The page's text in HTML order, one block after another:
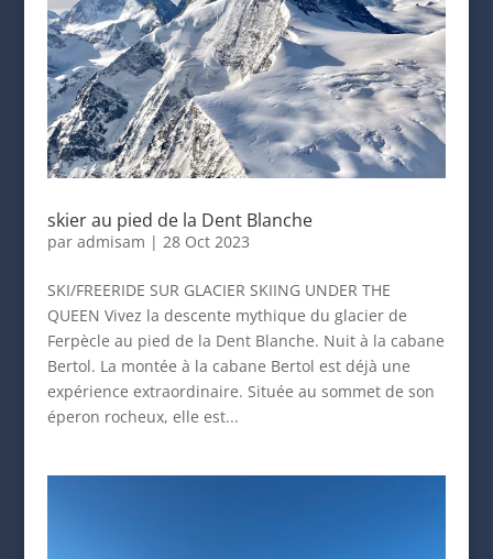
skier au pied de la Dent Blanche
par admisam | 28 Oct 2023
SKI/FREERIDE SUR GLACIER SKIING UNDER THE
QUEEN Vivez la descente mythique du glacier de
Ferpècle au pied de la Dent Blanche. Nuit à la cabane
Bertol. La montée à la cabane Bertol est déjà une
expérience extraordinaire. Située au sommet de son
éperon rocheux, elle est...